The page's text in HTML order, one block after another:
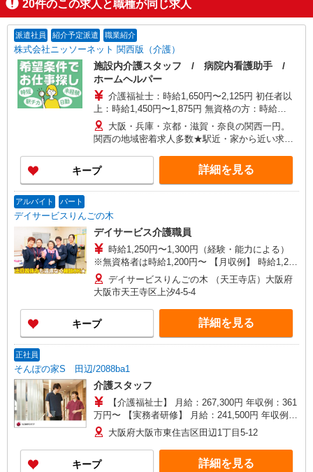
20件のこの求人と職種が同じ求人
派遣社員 紹介予定派遣 職業紹介
株式会社ニッソーネット 関西版（介護）
施設内介護スタッフ / 病院内看護助手 /
ホームヘルパー
介護福祉士：時給1,650円〜2,125円 初任者以
上：時給1,450円〜1,875円 無資格の方：時給
1,350円〜1,750円 ※給与幅は勤務先による +交通
費、諸手当（勤務先による） +0円で介護資格が取
れる （別途規定） ★給与日払い制度あり！
大阪・兵庫・京都・滋賀・奈良の関西一円。
関西の地域密着求人多数★駅近・家から近い求人
キープ 詳細を見る
アルバイト パート
デイサービスりんごの木
デイサービス介護職員
時給1,250円〜1,300円（経験・能力による）
※無資格者は時給1,200円〜 【月収例】 時給1,200
円×実働４ｈ×月16日勤務I＝76,800円
デイサービスりんごの木 （天王寺店）大阪府
大阪市天王寺区上汐4-5-4
キープ 詳細を見る
正社員
そんぽの家S 田辺/2088ba1
介護スタッフ
【介護福祉士】 月給：267,300円 年収例：361
万円〜 【実務者研修】 月給：241,500円 年収例：
330万円〜 【初任者研修】 月給：235,700円 年収
例：325万円〜 ※職務手当、働きがい向上手当、
日祝手当（月平均2回分）、夜勤手当（月平均5回
分）等、毎月平均的に支払われる手当を含みま
大阪府大阪市東住吉区田辺1丁目5-12
キープ 詳細を見る